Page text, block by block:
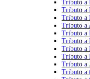
Tributo a
Tributo a
Tributo a
Tributo a
Tributo a
Tributo a
Tributo a
Tributo a
Tributo a
Tributo a